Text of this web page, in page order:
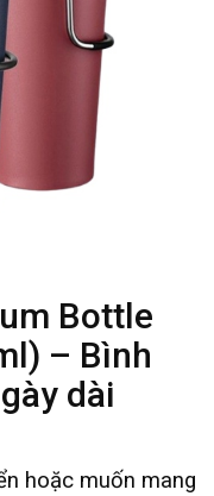
Bottle
– Bình
dài
hoặc muốn mang